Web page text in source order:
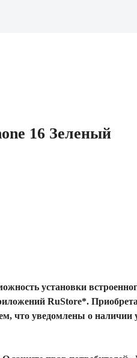
16 Зеленый
установки
RuStore*.
что уведомлены о наличии